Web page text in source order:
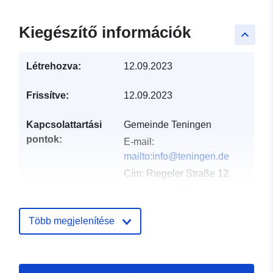
keyboard_arrow_up
Kiegészítő információk
Létrehozva: 12.09.2023
Frissítve: 12.09.2023
Kapcsolattartási
pontok:
Gemeinde Teningen
E-mail:
mailto:info@teningen.de
Cím: Riegeler Straße 12,
URL:
nyilvántartás:
21 February 2026
Több megjelenítése